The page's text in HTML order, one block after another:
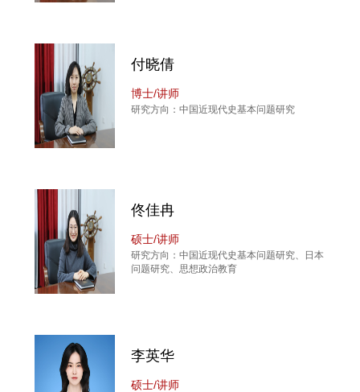
付晓倩
博士/讲师
研究方向：中国近现代史基本问题研究
佟佳冉
硕士/讲师
研究方向：中国近现代史基本问题研究、日本
问题研究、思想政治教育
李英华
硕士/讲师